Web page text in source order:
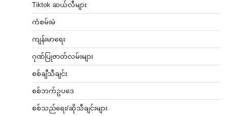
Tiktok ဆယ်လီများ
ကံစမ်းမဲ
ကျန်းမာရေး
ဂုဏ်ပြုဇာတ်လမ်းများ
စစ်ချီသီချင်း
စစ်ဘက်ဥပဒေ
စစ်သည်ရေး/ဆိုသီချင်းများ